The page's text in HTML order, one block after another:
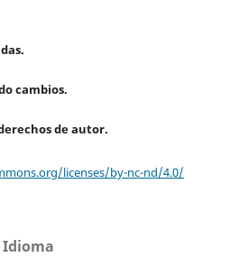
cambios.
de autor.
licenses/by-nc-nd/4.0/
Idioma